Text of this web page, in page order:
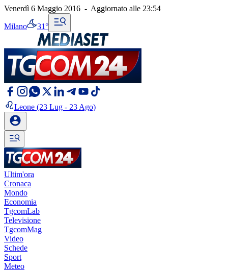
Venerdì 6 Maggio 2016 - Aggiornato alle 23:54
Milano 31°
Leone (23 Lug - 23 Ago)
Ultim'ora
Cronaca
Mondo
Economia
TgcomLab
Televisione
TgcomMag
Video
Schede
Sport
Meteo